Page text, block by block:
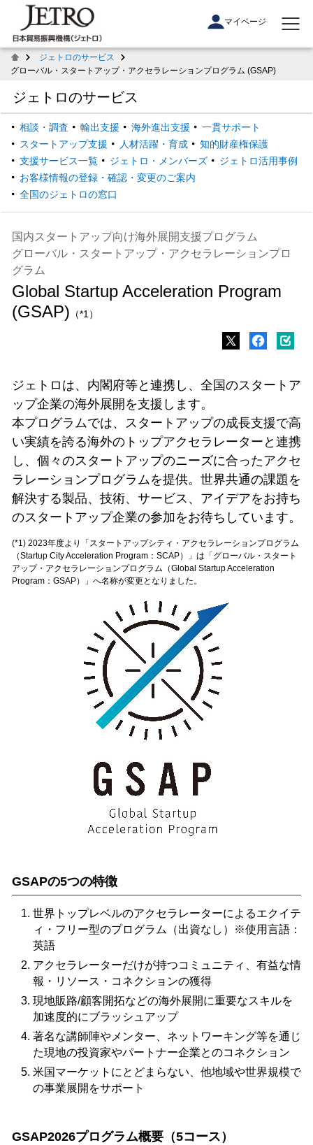
マイページ
ジェトロのサービス
グローバル・スタートアップ・アクセラレーションプログラム (GSAP)
ジェトロのサービス
相談・調査 輸出支援 海外進出支援
一貫サポート
スタートアップ支援
人材活躍・育成
知的財産権保護
支援サービス一覧
ジェトロ・メンバーズ
ジェトロ活用事例
お客様情報の登録・確認・変更のご案内
全国のジェトロの窓口
国内スタートアップ向け海外展開支援プログラム
グローバル・スタートアップ・アクセラレーションプロ
グラム
Global Startup Acceleration Program
(GSAP) （*1）
ジェトロは、内閣府等と連携し、全国のスタートア
ップ企業の海外展開を支援します。
本プログラムでは、スタートアップの成長支援で高
い実績を誇る海外のトップアクセラレーターと連携
し、個々のスタートアップのニーズに合ったアクセ
ラレーションプログラムを提供。世界共通の課題を
解決する製品、技術、サービス、アイデアをお持ち
のスタートアップ企業の参加をお待ちしています。
(*1) 2023年度より「スタートアップシティ・アクセラレーションプログラム
（Startup City Acceleration Program：SCAP）」は「グローバル・スタート
アップ・アクセラレーションプログラム（Global Startup Acceleration
Program：GSAP）」へ名称が変更となりました。
GSAPの5つの特徴
世界トップレベルのアクセラレーターによるエクイテ
ィ・フリー型のプログラム（出資なし）※使用言語：
英語
アクセラレーターだけが持つコミュニティ、有益な情
報・リソース・コネクションの獲得
現地販路/顧客開拓などの海外展開に重要なスキルを
加速度的にブラッシュアップ
著名な講師陣やメンター、ネットワーキング等を通じ
た現地の投資家やパートナー企業とのコネクション
米国マーケットにとどまらない、他地域や世界規模で
の事業展開をサポート
GSAP2026プログラム概要（5コース）